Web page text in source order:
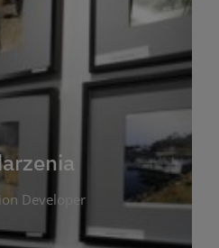
Developer
informacje o
organizowanych przez
tu zapowiedzi spotkań
prelekcji i zajęć
grup wiekowych. Każde
celu promowanie kultury
społeczności lokalnej.
możesz łatwo